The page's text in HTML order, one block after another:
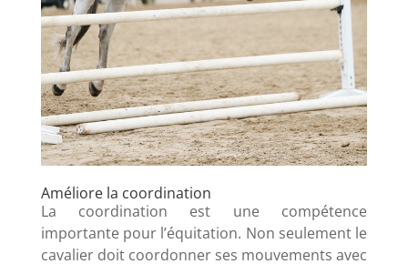
Améliore la coordination
La coordination est une compétence
importante pour l’équitation. Non seulement le
cavalier doit coordonner ses mouvements avec